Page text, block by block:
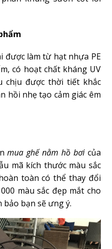
được làm từ hạt nhựa PE
có hoạt chất kháng UV
chịu được thời tiết khắc
hồi nhẹ tạo cảm giác êm
mua ghế nằm hồ bơicủa
mã kích thước màu sắc
toàn có thể thay đổi
màu sắc đẹp mắt cho
bạn sẽ ưng ý.